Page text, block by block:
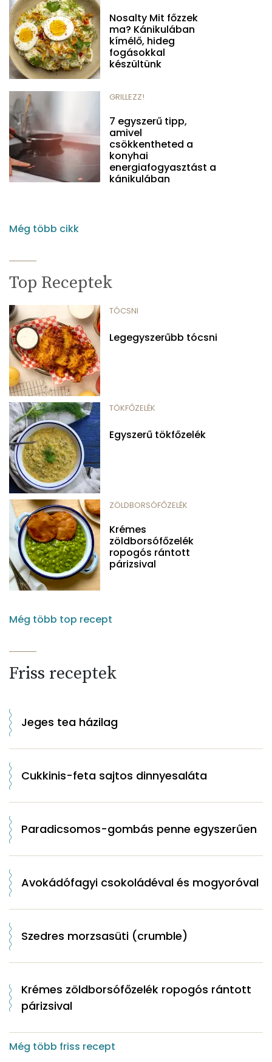
Nosalty Mit főzzek
ma? Kánikulában
kímélő, hideg
fogásokkal
készültünk
GRILLEZZ!
7 egyszerű tipp,
amivel
csökkentheted a
konyhai
energiafogyasztást a
kánikulában
Még több cikk
Top Receptek
TÓCSNI
Legegyszerűbb tócsni
TÖKFŐZELÉK
Egyszerű tökfőzelék
ZÖLDBORSÓFŐZELÉK
Krémes
zöldborsófőzelék
ropogós rántott
párizsival
Még több top recept
Friss receptek
Jeges tea házilag
Cukkinis-feta sajtos dinnyesaláta
Paradicsomos-gombás penne egyszerűen
Avokádófagyi csokoládéval és mogyoróval
Szedres morzsasüti (crumble)
Krémes zöldborsófőzelék ropogós rántott
párizsival
Még több friss recept